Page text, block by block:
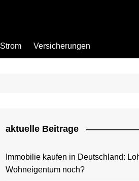
Strom Versicherungen
aktuelle Beitrage
Immobilie kaufen in Deutschland:
Wohneigentum noch?